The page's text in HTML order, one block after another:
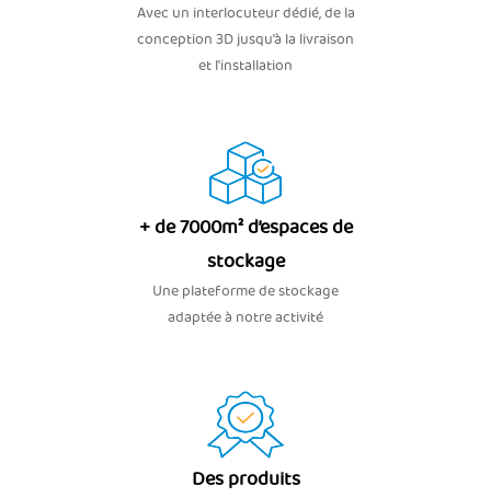
Avec un interlocuteur dédié, de la
conception 3D jusqu’à la livraison
et l'installation
+ de 7000m² d’espaces de
stockage
Une plateforme de stockage
adaptée à notre activité
Des produits